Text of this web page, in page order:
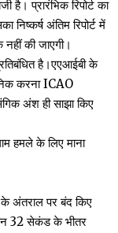
है। प्रारंभिक रिपोर्ट का
निष्कर्ष अंतिम रिपोर्ट में
की जाएगी।
है।एएआईबी के
करना ICAO
अंश ही साझा किए
हमले के लिए माना
के अंतराल पर बंद किए
32 सेकंड के भीतर